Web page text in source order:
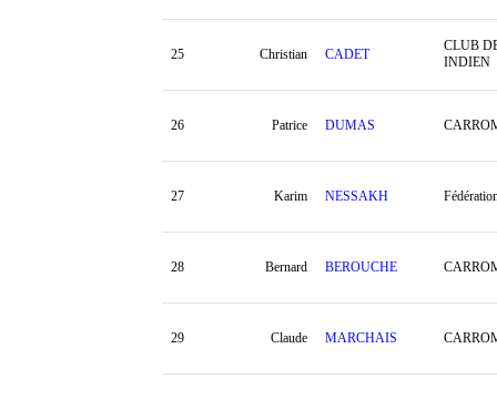
25 Christian CADET
CLUB
INDIEN
26 Patrice DUMAS
27 Karim NESSAKH
28 Bernard BEROUCHE
29 Claude MARCHAIS